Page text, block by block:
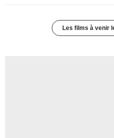
Les films à venir